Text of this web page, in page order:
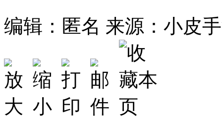
编辑：匿名 来源：小皮